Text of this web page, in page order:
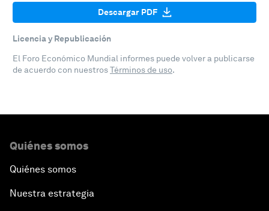
Descargar PDF
Licencia y Republicación
El Foro Económico Mundial informes puede volver a publicarse
de acuerdo con nuestrosTérminos de uso.
Quiénes somos
Quiénes somos
Nuestra estrategia